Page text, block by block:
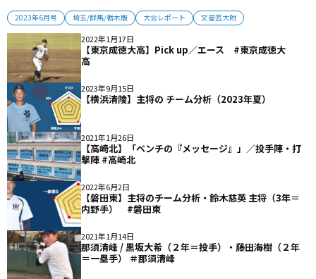
2023年6月号 埼玉/群馬/栃木版 大会レポート 文星芸大附
2022年1月17日
【東京成徳大高】Pick up／エース #東京成徳大
高
2023年9月15日
【横浜清陵】主将の チーム分析（2023年夏）
2021年1月26日
【高崎北】「ベンチの『メッセージ』」／投手陣・打
撃陣 #高崎北
2022年6月2日
【磐田東】主将のチーム分析・鈴木慈英 主将（3年＝
内野手） #磐田東
2021年1月14日
那須清峰 / 黒坂大希（２年＝投手）・藤田海樹（２年
＝一塁手） ＃那須清峰